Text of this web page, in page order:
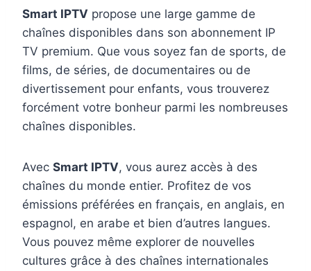
Smart IPTV propose une large gamme de
chaînes disponibles dans son abonnement IP
TV premium. Que vous soyez fan de sports, de
films, de séries, de documentaires ou de
divertissement pour enfants, vous trouverez
forcément votre bonheur parmi les nombreuses
chaînes disponibles.
Avec Smart IPTV, vous aurez accès à des
chaînes du monde entier. Profitez de vos
émissions préférées en français, en anglais, en
espagnol, en arabe et bien d’autres langues.
Vous pouvez même explorer de nouvelles
cultures grâce à des chaînes internationales